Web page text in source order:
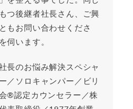
つ後継者社長さん、ご興
もお問い合わせくださ
伺います。
長のお悩み解決スペシャ
／ソロキャンパー／ビリ
®︎認定カウンセラー／株